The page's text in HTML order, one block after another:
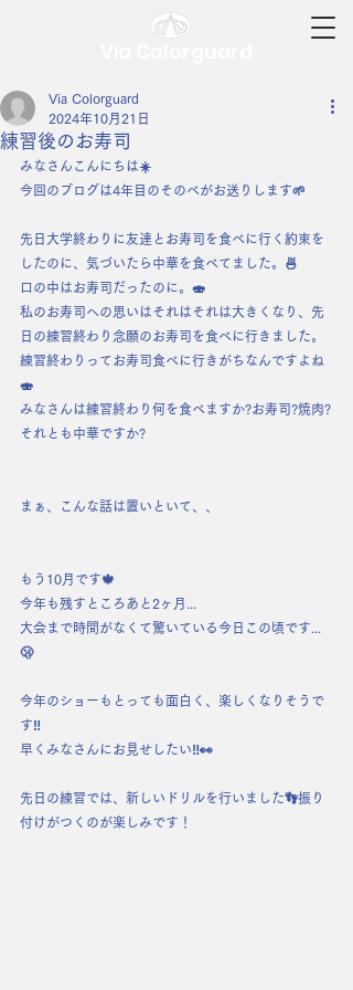
練習後のお寿司
Via Colorguard
2024年10月21日
みなさんこんにちは☀️
今回のブログは4年目のそのべがお送りします🌱
先日大学終わりに友達とお寿司を食べに行く約束を
したのに、気づいたら中華を食べてました。🍜
口の中はお寿司だったのに。🍣
私のお寿司への思いはそれはそれは大きくなり、先
日の練習終わり念願のお寿司を食べに行きました。
練習終わりってお寿司食べに行きがちなんですよね
🍣
みなさんは練習終わり何を食べますか?お寿司?焼肉?
それとも中華ですか?
まぁ、こんな話は置いといて、、
もう10月です🍁
今年も残すところあと2ヶ月...
大会まで時間がなくて驚いている今日この頃です...
🫢
今年のショーもとっても面白く、楽しくなりそうで
す‼️
早くみなさんにお見せしたい‼️👀
先日の練習では、新しいドリルを行いました👣振り
付けがつくのが楽しみです！